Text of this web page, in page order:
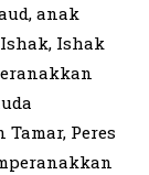
anak
Ishak
Peres